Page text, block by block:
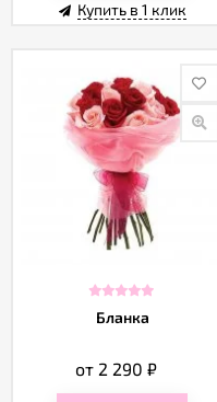
Купить в 1 клик
Бланка
от 2 290 ₽